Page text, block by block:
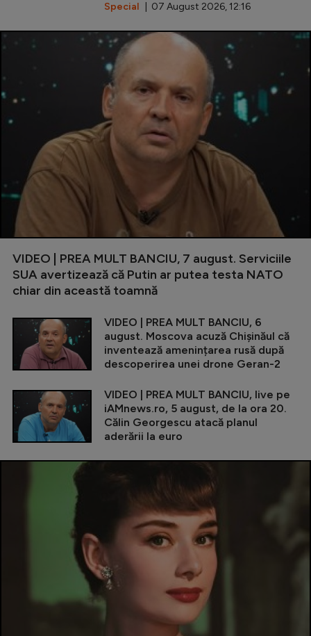
Special | 07 August 2026, 12:16
VIDEO | PREA MULT BANCIU, 7 august. Serviciile
SUA avertizează că Putin ar putea testa NATO
chiar din această toamnă
VIDEO | PREA MULT BANCIU, 6
august. Moscova acuză Chișinăul că
inventează amenințarea rusă după
descoperirea unei drone Geran-2
VIDEO | PREA MULT BANCIU, live pe
iAMnews.ro, 5 august, de la ora 20.
Călin Georgescu atacă planul
aderării la euro